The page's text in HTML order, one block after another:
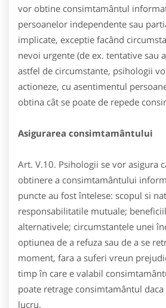
vor obtine consimtamântul
persoanelor independente sau
implicate, exceptie facând
nevoi urgente (de ex. tentative sau
astfel de circumstante, psihologii
actioneze, cu asentimentul
obtina cât se poate de repede
Asigurarea consimtamântului
Art. V.10. Psihologii se vor asigura
obtinere a consimtamântului
puncte au fost întelese: scopul si
responsabilitatile mutuale;
alternativele; circumstantele unei
optiunea de a refuza sau de a se
moment, fara a suferi vreun
timp în care e valabil
poate retrage consimtamântul daca
lucru.